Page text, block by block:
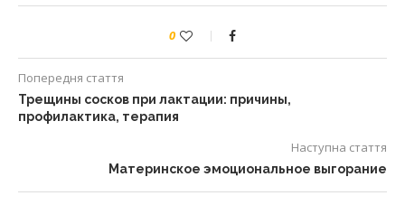
0
Попередня стаття
Трещины сосков при лактации: причины,
профилактика, терапия
Наступна стаття
Материнское эмоциональное выгорание